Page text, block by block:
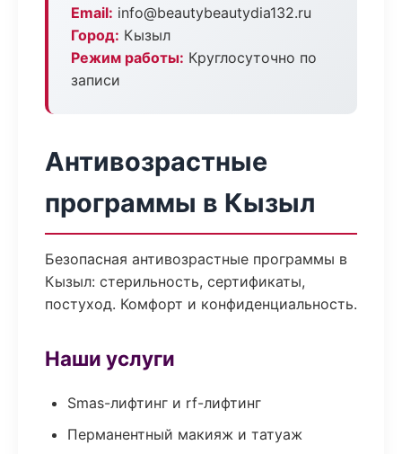
Email: info@beautybeautydia132.ru
Город: Кызыл
Режим работы: Круглосуточно по
записи
Антивозрастные
программы в Кызыл
Безопасная антивозрастные программы в
Кызыл: стерильность, сертификаты,
постуход. Комфорт и конфиденциальность.
Наши услуги
Smas-лифтинг и rf-лифтинг
Перманентный макияж и татуаж